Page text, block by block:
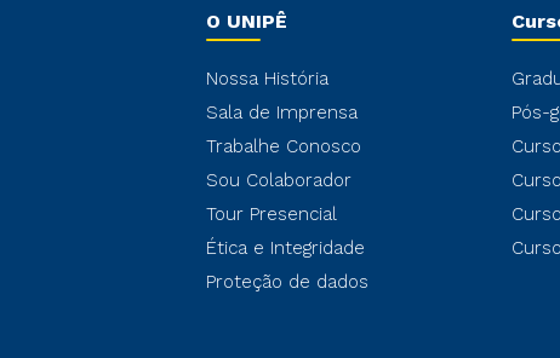
O UNIPÊ
Nossa História
Sala de Imprensa
Trabalhe Conosco
Sou Colaborador
Tour Presencial
Ética e Integridade
Proteção de dados
Pós-